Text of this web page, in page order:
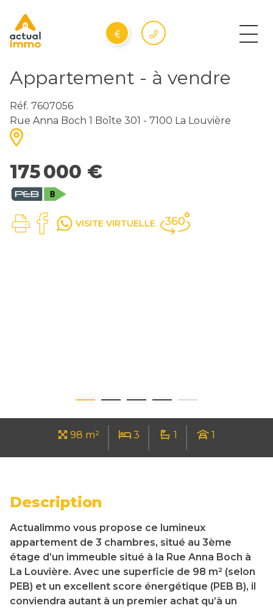
Appartement - à vendre
Réf. 7607056
Rue Anna Boch 1 Boîte 301 - 7100 La Louvière
175 000 €
VISITE VIRTUELLE
98 m² 3 1 1
Description
Actualimmo vous propose ce lumineux
appartement de 3 chambres, situé au 3ème
étage d’un immeuble situé à la Rue Anna Boch à
La Louvière. Avec une superficie de 98 m² (selon
PEB) et un excellent score énergétique (PEB B), il
conviendra autant à un premier achat qu’à un